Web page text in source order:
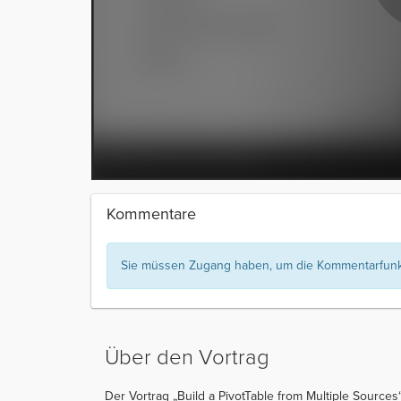
Kommentare
Sie müssen Zugang haben, um die
Über den Vortrag
Der Vortrag „Build a PivotTable from Multiple